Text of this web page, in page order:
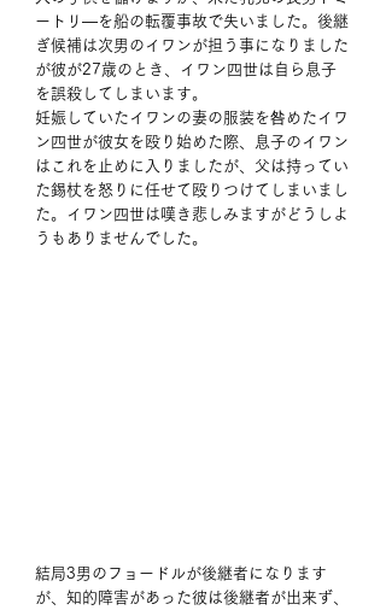
ートリ―を船の転覆事故で失いました。後継
ぎ候補は次男のイワンが担う事になりました
が彼が27歳のとき、イワン四世は自ら息子
を誤殺してしまいます。
妊娠していたイワンの妻の服装を咎めたイワ
ン四世が彼女を殴り始めた際、息子のイワン
はこれを止めに入りましたが、父は持ってい
た錫杖を怒りに任せて殴りつけてしまいまし
た。イワン四世は嘆き悲しみますがどうしよ
うもありませんでした。
結局3男のフョードルが後継者になります
が、知的障害があった彼は後継者が出来ず、